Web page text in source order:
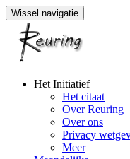
Wissel navigatie
Naar
Het Initiatief
Het citaat
Over Reuring
Over ons
Privacy
Meer